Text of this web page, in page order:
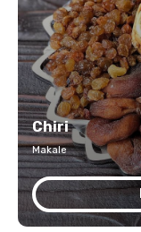
Chiri
Makale